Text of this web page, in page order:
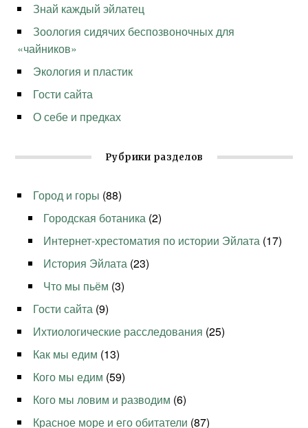
Знай каждый эйлатец
Зоология сидячих беспозвоночных для
«чайников»
Экология и пластик
Гости сайта
О себе и предках
Рубрики разделов
Город и горы (88)
Городская ботаника (2)
Интернет-хрестоматия по истории Эйлата (17)
История Эйлата (23)
Что мы пьём (3)
Гости сайта (9)
Ихтиологические расследования (25)
Как мы едим (13)
Кого мы едим (59)
Кого мы ловим и разводим (6)
Красное море и его обитатели (87)